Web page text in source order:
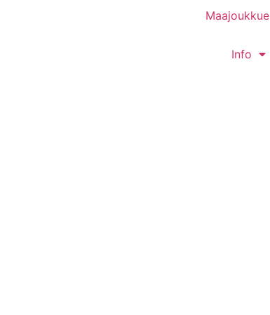
Maajoukkue
Info